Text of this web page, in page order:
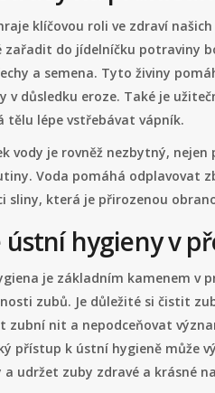
klíčovou roli ve zdraví
zařadit do jídelníčku potraviny
a semena. Tyto živiny
v důsledku eroze. Také je
tělu lépe vstřebávat vápník.
vody je rovněž nezbytný,
Voda pomáhá odplavovat
sliny, která je přirozenou
ústní hygieny v
je základním kamenem v
zubů. Je důležité si čistit
zubní nit a nepodceňovat
přístup k ústní hygieně může
a udržet zuby zdravé a krásné